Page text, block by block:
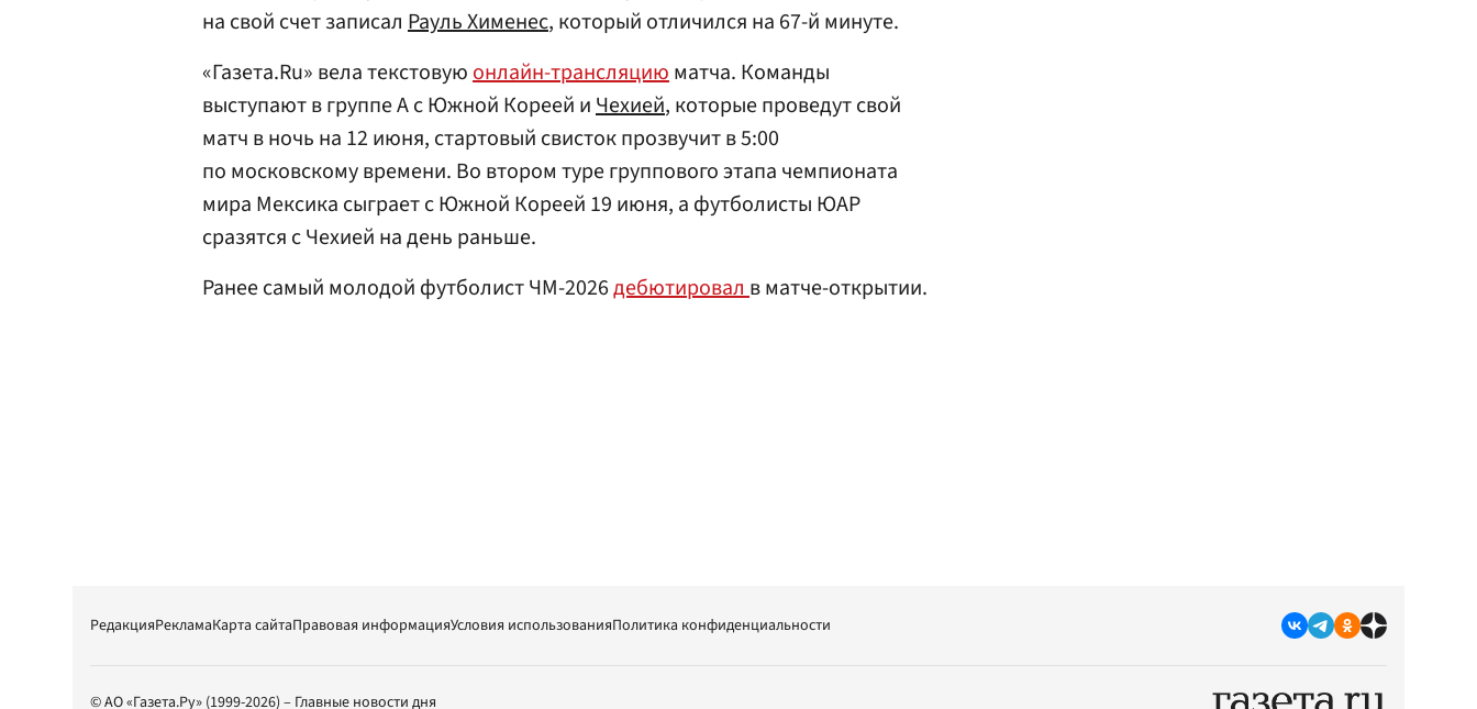
на свой счет записал Рауль Хименес, который отличился на 67-й минуте.
«Газета.Ru» вела текстовуюонлайн-трансляциюматча. Команды
выступают в группе А с Южной Кореей иЧехией, которые проведут свой
матч в ночь на 12 июня, стартовый свисток прозвучит в 5:00
по московскому времени. Во втором туре группового этапа чемпионата
мира Мексика сыграет с Южной Кореей 19 июня, а футболисты ЮАР
сразятся с Чехией на день раньше.
Ранее самый молодой футболист ЧМ-2026дебютировалв матче-открытии.
РедакцияРекламаКарта сайтаПравовая информацияУсловия использованияПолитика конфиденциальности
© АО «Газета.Ру» (1999-2026) – Главные новости дня